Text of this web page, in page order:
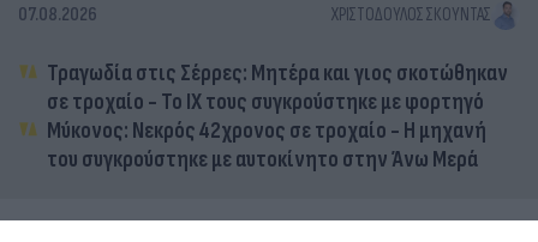
07.08.2026 ΧΡΙΣΤΌΔΟΥΛΟΣ ΣΚΟΎΝΤΑΣ
Τραγωδία στις Σέρρες: Μητέρα και γιος σκοτώθηκαν
σε τροχαίο - Το ΙΧ τους συγκρούστηκε με φορτηγό
Μύκονος: Νεκρός 42χρονος σε τροχαίο - Η μηχανή
του συγκρούστηκε με αυτοκίνητο στην Άνω Μερά